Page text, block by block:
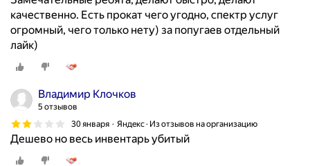
качественно. Есть прокат чего угодно, спектр услуг
огромный, чего только нету) за попугаев отдельный
лайк)
Владимир Клочков
5 отзывов
30 января
Яндекс · Из отзывов на организацию
Дешево но весь инвентарь убитый